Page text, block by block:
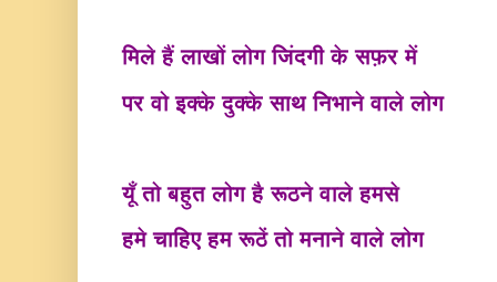
मिले हैं लाखों लोग जिंदगी के सफ़र में
पर वो इक्के दुक्के साथ निभाने वाले लोग
यूँ तो बहुत लोग है रूठने वाले हमसे
हमे चाहिए हम रूठें तो मनाने वाले लोग